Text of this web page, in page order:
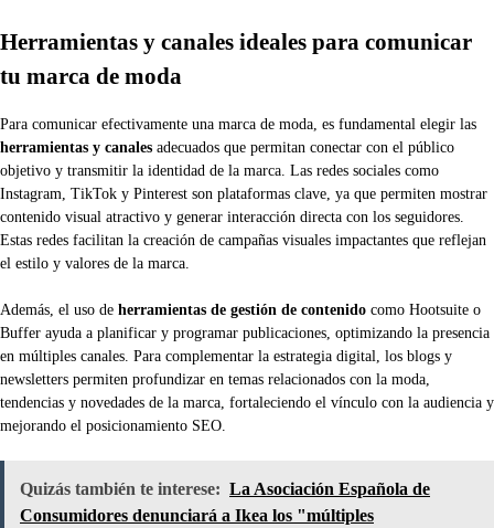
Herramientas y canales ideales para comunicar
tu marca de moda
Para comunicar efectivamente una marca de moda, es fundamental elegir las
herramientas y canales adecuados que permitan conectar con el público
objetivo y transmitir la identidad de la marca. Las redes sociales como
Instagram, TikTok y Pinterest son plataformas clave, ya que permiten mostrar
contenido visual atractivo y generar interacción directa con los seguidores.
Estas redes facilitan la creación de campañas visuales impactantes que reflejan
el estilo y valores de la marca.
Además, el uso de herramientas de gestión de contenido como Hootsuite o
Buffer ayuda a planificar y programar publicaciones, optimizando la presencia
en múltiples canales. Para complementar la estrategia digital, los blogs y
newsletters permiten profundizar en temas relacionados con la moda,
tendencias y novedades de la marca, fortaleciendo el vínculo con la audiencia y
mejorando el posicionamiento SEO.
Quizás también te interese: La Asociación Española de
Consumidores denunciará a Ikea los "múltiples